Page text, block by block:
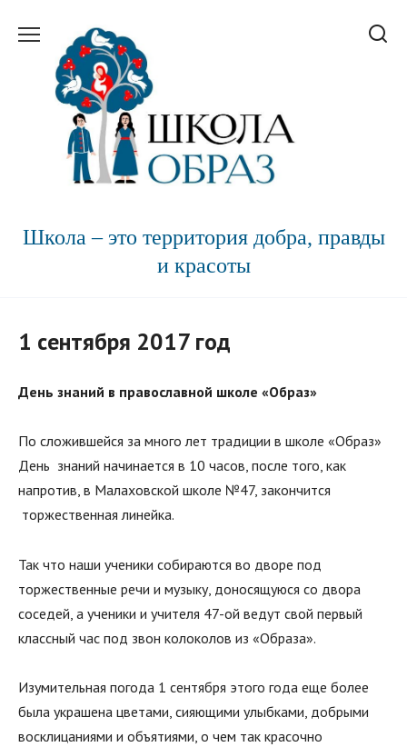
содержанию
Школа – это территория добра, правды
и красоты
1 сентября 2017 год
День знаний в православной школе «Образ»
По сложившейся за много лет традиции в школе «Образ»
День знаний начинается в 10 часов, после того, как
напротив, в Малаховской школе №47, закончится
торжественная линейка.
Так что наши ученики собираются во дворе под
торжественные речи и музыку, доносящуюся со двора
соседей, а ученики и учителя 47-ой ведут свой первый
классный час под звон колоколов из «Образа».
Изумительная погода 1 сентября этого года еще более
была украшена цветами, сияющими улыбками, добрыми
восклицаниями и объятиями, о чем так красочно